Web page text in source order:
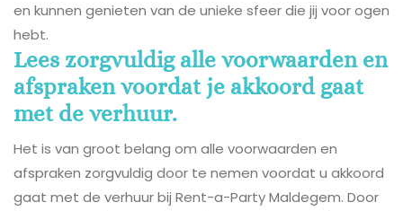
en kunnen genieten van de unieke sfeer die jij voor ogen
hebt.
Lees zorgvuldig alle voorwaarden en
afspraken voordat je akkoord gaat
met de verhuur.
Het is van groot belang om alle voorwaarden en
afspraken zorgvuldig door te nemen voordat u akkoord
gaat met de verhuur bij Rent-a-Party Maldegem. Door